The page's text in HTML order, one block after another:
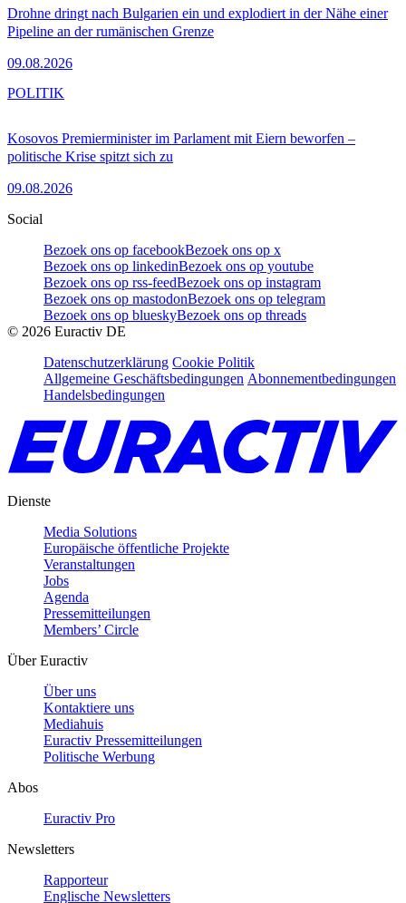
Drohne dringt nach Bulgarien ein und explodiert in der Nähe einer
Pipeline an der rumänischen Grenze
09.08.2026
Kosovos Premierminister im Parlament mit Eiern beworfen –
politische Krise spitzt sich zu
09.08.2026
POLITIK
Social
Bezoek ons op facebookBezoek ons op x
Bezoek ons op linkedinBezoek ons op youtube
Bezoek ons op rss-feedBezoek ons op instagram
Bezoek ons op mastodonBezoek ons op telegram
Bezoek ons op blueskyBezoek ons op threads
© 2026 Euractiv DE
Datenschutzerklärung Cookie Politik
Allgemeine Geschäftsbedingungen Abonnementbedingungen
Handelsbedingungen
Dienste
Media Solutions
Europäische öffentliche Projekte
Veranstaltungen
Jobs
Agenda
Pressemitteilungen
Members’ Circle
Über Euractiv
Über uns
Kontaktiere uns
Mediahuis
Euractiv Pressemitteilungen
Politische Werbung
Abos
Euractiv Pro
Newsletters
Rapporteur
Englische Newsletters